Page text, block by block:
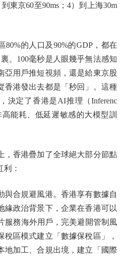
東京60至90ms；4）到上海30m
的人口及90%的GDP，都在
。100毫秒是人眼幾乎無法感知
亞用戶推短視頻，還是給東京股
香港發出去都是「秒回」。這種
決定了香港是AI推理（Inferenc
能耗、低延遲敏感的大模型訓
香港疊加了全球絕大部分節點
：
合規避風港。香港享有數據自
緣政治背景下，企業在香港可以
服務海外用戶，完美避開管制風
稅區模式建立「數據保稅區」，
地加工、合規出境，建立「國際